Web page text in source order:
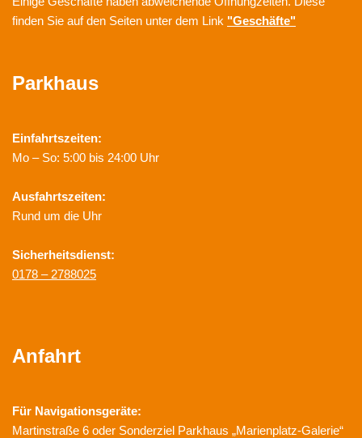
finden Sie auf den Seiten unter dem Link "Geschäfte"
Parkhaus
Einfahrtszeiten:
Mo – So: 5:00 bis 24:00 Uhr
Ausfahrtszeiten:
Rund um die Uhr
Sicherheitsdienst:
0178 – 2788025
Anfahrt
Für Navigationsgeräte:
Martinstraße 6 oder Sonderziel Parkhaus „Marienplatz-Galerie“